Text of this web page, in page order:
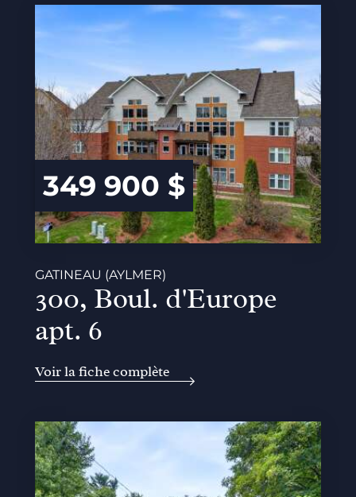
349 900 $
GATINEAU (AYLMER)
300, Boul. d'Europe
apt. 6
Voir la fiche complète